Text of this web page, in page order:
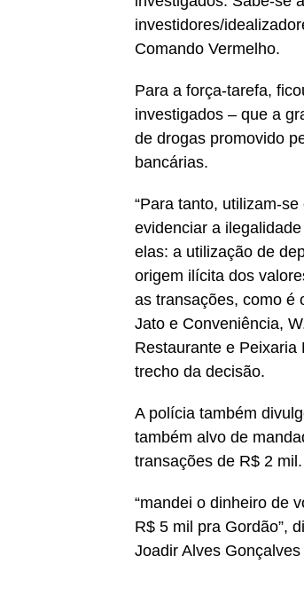
investidores/
Comando Vermelho.
Para a força-tarefa,
investigados – que a
de drogas promovido
bancárias.
“Para tanto, utilizam-
evidenciar a
elas: a utilização de
origem ilícita dos
as transações, como é
Jato e Conveniência,
Restaurante e Peixaria
trecho da decisão.
A polícia também
também alvo de
transações de R$ 2 mil.
“mandei o dinheiro de
R$ 5 mil pra Gordão”,
Joadir Alves